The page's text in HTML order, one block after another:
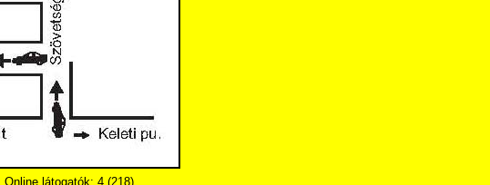
Online látogatók: 4 (218)